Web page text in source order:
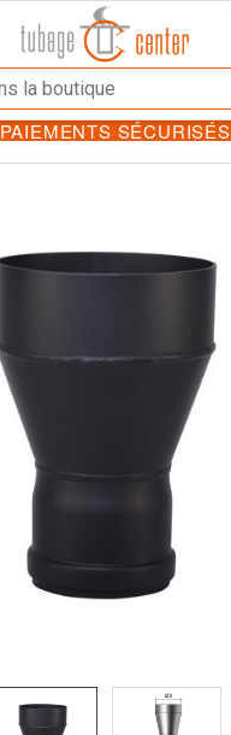
PAIEMENTS SÉCURISÉS